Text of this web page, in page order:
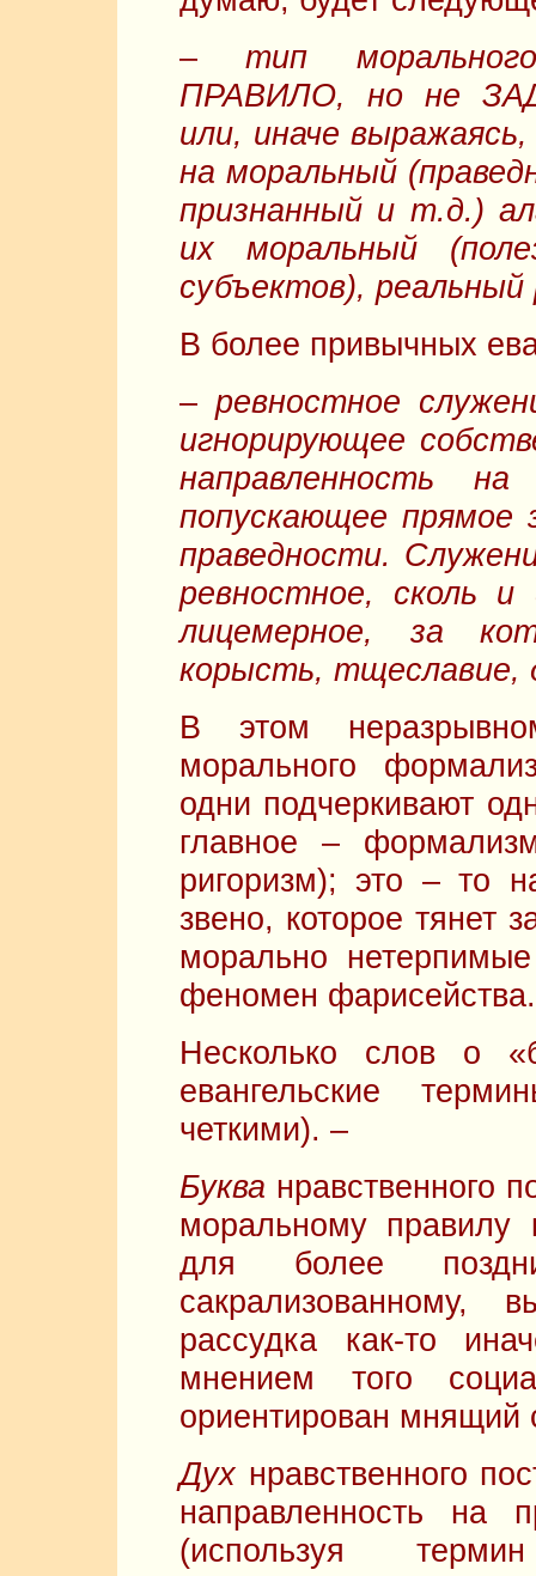
–тип
ПРАВИЛО, но не
или, иначе
на моральный
признанный и т.д.)
их моральный
субъектов),
В более привычных
– ревностное
игнорирующее
направленность
попускающее прямое
праведности.
ревностное, сколь
лицемерное, за
корысть,
В этом
морального
одни подчеркивают
главное –
ригоризм); это – то
звено, которое тянет
морально
феномен фарисейства.
Несколько слов о
евангельские
четкими). –
Буква нравственного
моральному
для более
сакрализованному,
рассудка как-то
мнением того
ориентирован мнящий
Дух нравственного
направленность на
(используя